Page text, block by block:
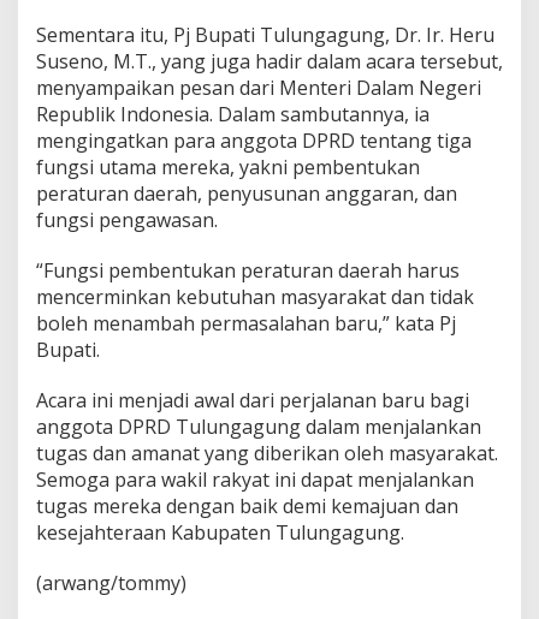
Sementara itu, Pj Bupati Tulungagung, Dr. Ir. Heru
Suseno, M.T., yang juga hadir dalam acara tersebut,
menyampaikan pesan dari Menteri Dalam Negeri
Republik Indonesia. Dalam sambutannya, ia
mengingatkan para anggota DPRD tentang tiga
fungsi utama mereka, yakni pembentukan
peraturan daerah, penyusunan anggaran, dan
fungsi pengawasan.
“Fungsi pembentukan peraturan daerah harus
mencerminkan kebutuhan masyarakat dan tidak
boleh menambah permasalahan baru,” kata Pj
Bupati.
Acara ini menjadi awal dari perjalanan baru bagi
anggota DPRD Tulungagung dalam menjalankan
tugas dan amanat yang diberikan oleh masyarakat.
Semoga para wakil rakyat ini dapat menjalankan
tugas mereka dengan baik demi kemajuan dan
kesejahteraan Kabupaten Tulungagung.
(arwang/tommy)